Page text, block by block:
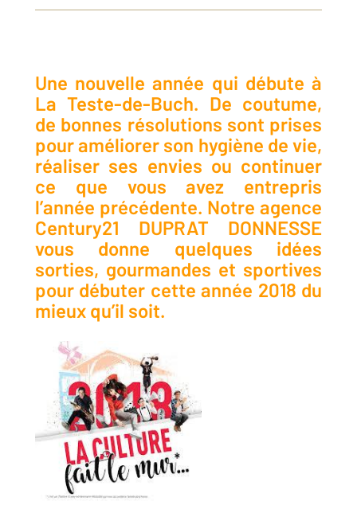
Une nouvelle année qui débute à
La Teste-de-Buch. De coutume,
de bonnes résolutions sont prises
pour améliorer son hygiène de vie,
réaliser ses envies ou continuer
ce que vous avez entrepris
l’année précédente. Notre agence
Century21 DUPRAT DONNESSE
vous donne quelques idées
sorties, gourmandes et sportives
pour débuter cette année 2018 du
mieux qu’il soit.